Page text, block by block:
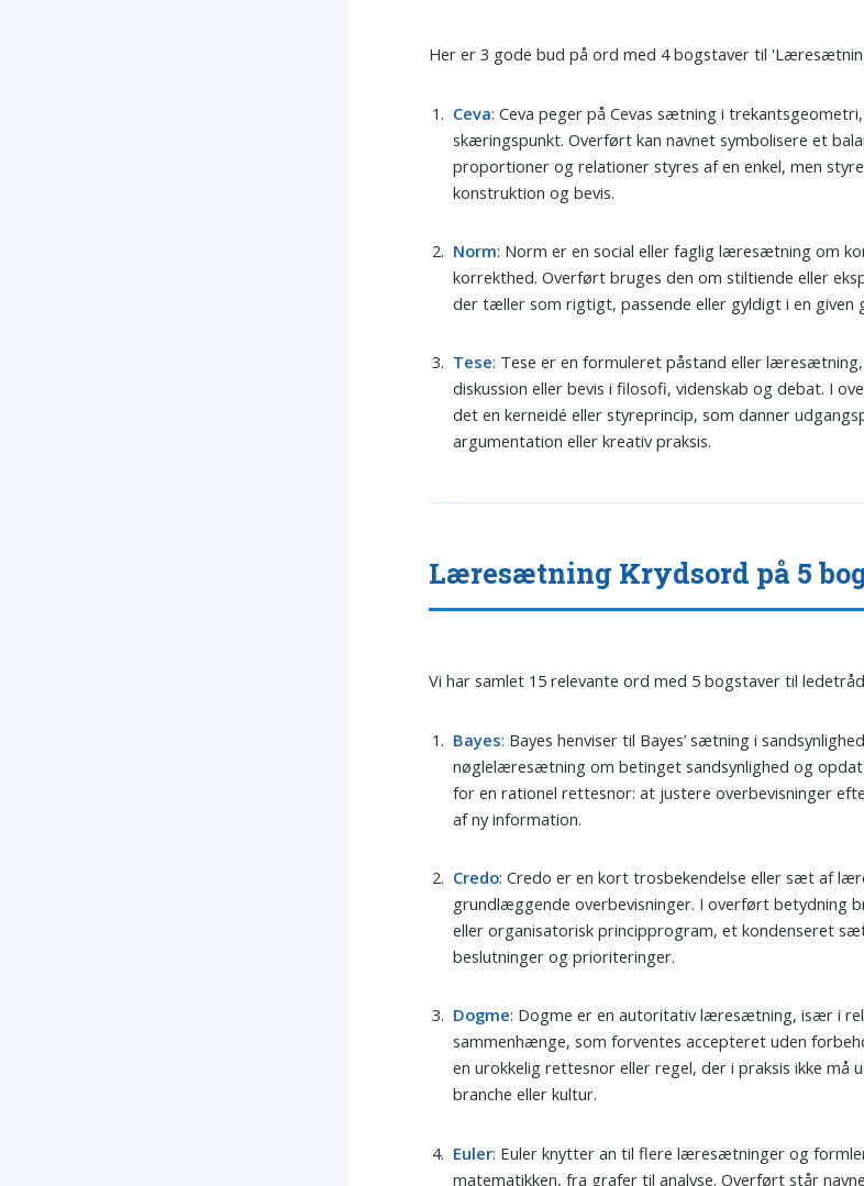
Her er 3 gode bud på ord med 4 bogstaver til
Ceva: Ceva peger på Cevas sætning i
skæringspunkt. Overført kan navnet symbolisere et
proportioner og relationer styres af en enkel, men
konstruktion og bevis.
Norm: Norm er en social eller faglig læresætning om
korrekthed. Overført bruges den om stiltiende eller
der tæller som rigtigt, passende eller gyldigt i en given
Tese: Tese er en formuleret påstand eller
diskussion eller bevis i filosofi, videnskab og debat. I
det en kerneidé eller styreprincip, som danner
argumentation eller kreativ praksis.
Læresætning Krydsord på 5
Vi har samlet 15 relevante ord med 5 bogstaver til
Bayes: Bayes henviser til Bayes’ sætning i
nøglelæresætning om betinget sandsynlighed og
for en rationel rettesnor: at justere overbevisninger
af ny information.
Credo: Credo er en kort trosbekendelse eller sæt af
grundlæggende overbevisninger. I overført betydning
eller organisatorisk principprogram, et kondenseret
beslutninger og prioriteringer.
Dogme: Dogme er en autoritativ læresætning, især i
sammenhænge, som forventes accepteret uden
en urokkelig rettesnor eller regel, der i praksis ikke må
branche eller kultur.
Euler: Euler knytter an til flere læresætninger og
matematikken, fra grafer til analyse. Overført står